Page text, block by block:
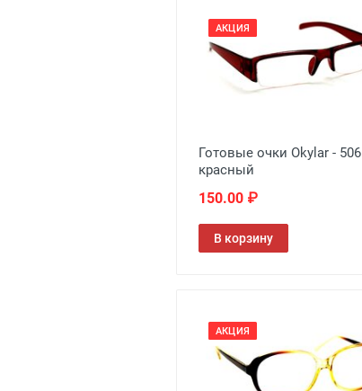
АКЦИЯ
Готовые очки Okylar - 506
красный
150.00 ₽
В корзину
АКЦИЯ